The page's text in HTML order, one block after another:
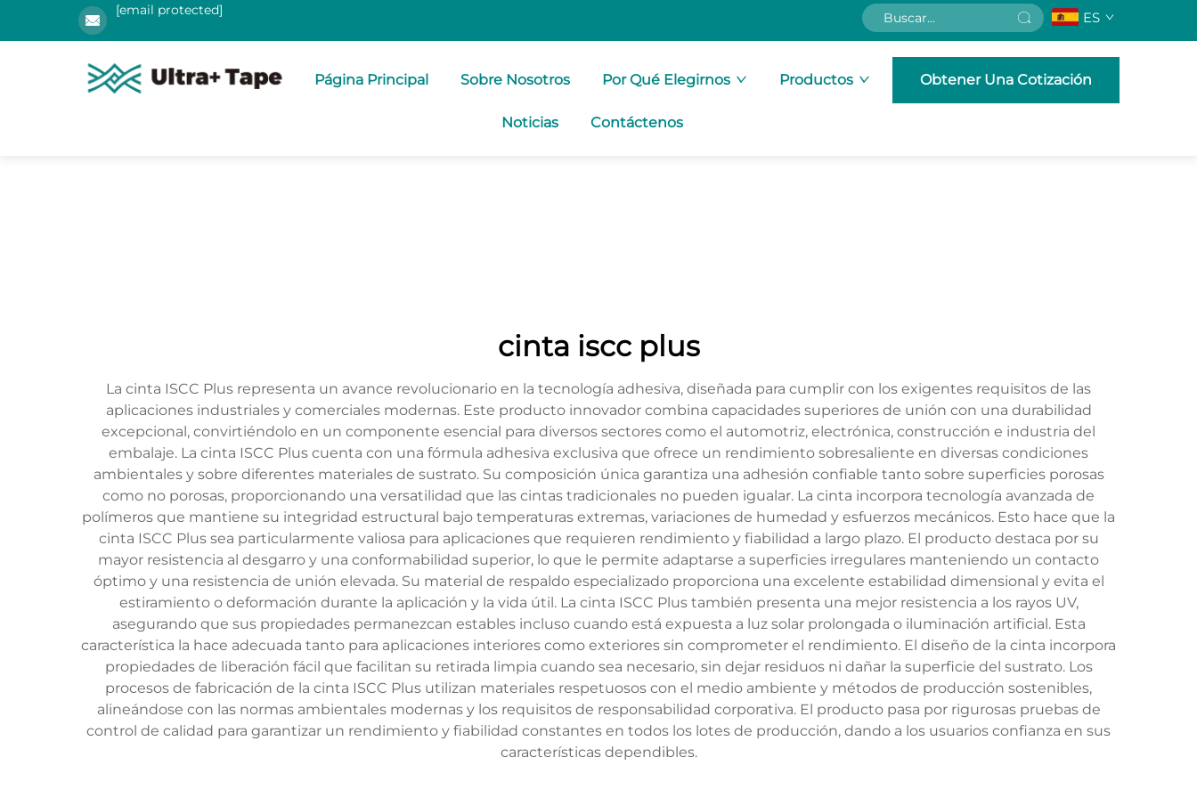
[email protected] ES
Página Principal Sobre Nosotros Por Qué Elegirnos Productos
Noticias Contáctenos
Obtener Una Cotización
cinta iscc plus
La cinta ISCC Plus representa un avance revolucionario en la tecnología adhesiva, diseñada para cumplir con los exigentes requisitos de las
aplicaciones industriales y comerciales modernas. Este producto innovador combina capacidades superiores de unión con una durabilidad
excepcional, convirtiéndolo en un componente esencial para diversos sectores como el automotriz, electrónica, construcción e industria del
embalaje. La cinta ISCC Plus cuenta con una fórmula adhesiva exclusiva que ofrece un rendimiento sobresaliente en diversas condiciones
ambientales y sobre diferentes materiales de sustrato. Su composición única garantiza una adhesión confiable tanto sobre superficies porosas
como no porosas, proporcionando una versatilidad que las cintas tradicionales no pueden igualar. La cinta incorpora tecnología avanzada de
polímeros que mantiene su integridad estructural bajo temperaturas extremas, variaciones de humedad y esfuerzos mecánicos. Esto hace que la
cinta ISCC Plus sea particularmente valiosa para aplicaciones que requieren rendimiento y fiabilidad a largo plazo. El producto destaca por su
mayor resistencia al desgarro y una conformabilidad superior, lo que le permite adaptarse a superficies irregulares manteniendo un contacto
óptimo y una resistencia de unión elevada. Su material de respaldo especializado proporciona una excelente estabilidad dimensional y evita el
estiramiento o deformación durante la aplicación y la vida útil. La cinta ISCC Plus también presenta una mejor resistencia a los rayos UV,
asegurando que sus propiedades permanezcan estables incluso cuando está expuesta a luz solar prolongada o iluminación artificial. Esta
característica la hace adecuada tanto para aplicaciones interiores como exteriores sin comprometer el rendimiento. El diseño de la cinta incorpora
propiedades de liberación fácil que facilitan su retirada limpia cuando sea necesario, sin dejar residuos ni dañar la superficie del sustrato. Los
procesos de fabricación de la cinta ISCC Plus utilizan materiales respetuosos con el medio ambiente y métodos de producción sostenibles,
alineándose con las normas ambientales modernas y los requisitos de responsabilidad corporativa. El producto pasa por rigurosas pruebas de
control de calidad para garantizar un rendimiento y fiabilidad constantes en todos los lotes de producción, dando a los usuarios confianza en sus
características dependibles.